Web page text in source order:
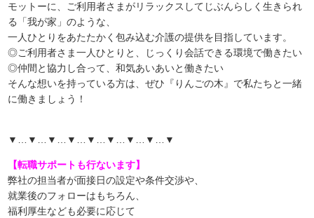
モットーに、ご利用者さまがリラックスしてじぶんらしく生きられ
る「我が家」のような、
一人ひとりをあたたかく包み込む介護の提供を目指しています。
◎ご利用者さま一人ひとりと、じっくり会話できる環境で働きたい
◎仲間と協力し合って、和気あいあいと働きたい
そんな想いを持っている方は、ぜひ『りんごの木』で私たちと一緒
に働きましょう！
▼…▼…▼…▼…▼…▼…▼…▼…▼
【転職サポートも行ないます】
弊社の担当者が面接日の設定や条件交渉や、
就業後のフォローはもちろん、
福利厚生なども必要に応じて